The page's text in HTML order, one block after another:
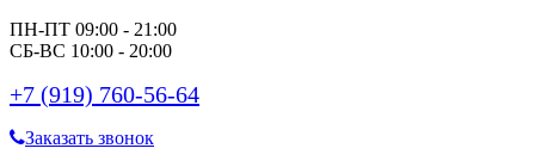
ПН-ПТ 09:00 - 21:00
СБ-ВС 10:00 - 20:00
+7 (919) 760-56-64
Заказать звонок